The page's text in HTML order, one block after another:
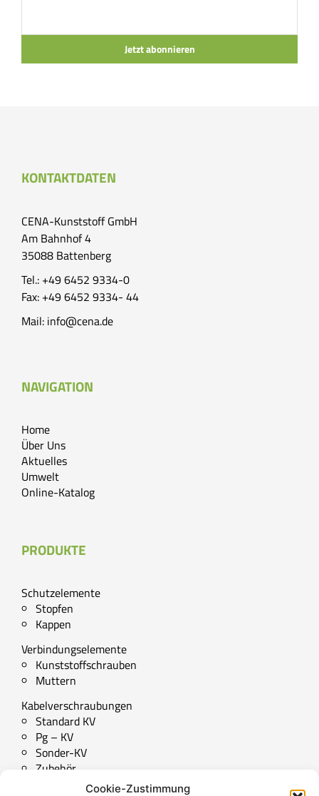
Cookie-Zustimmung
Jetzt abonnieren
KONTAKTDATEN
CENA-Kunststoff GmbH
Am Bahnhof 4
35088 Battenberg
Tel.: +49 6452 9334-0
Fax: +49 6452 9334- 44
Mail: info@cena.de
NAVIGATION
Home
Über Uns
Aktuelles
Umwelt
Online-Katalog
PRODUKTE
Schutzelemente
Stopfen
Kappen
Verbindungselemente
Kunststoffschrauben
Muttern
Kabelverschraubungen
Standard KV
Pg – KV
Sonder-KV
Zubehör